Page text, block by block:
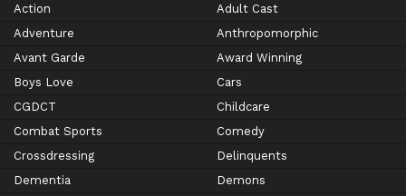
Action
Adult Cast
Adventure
Anthropomorphic
Avant Garde
Award Winning
Boys Love
Cars
CGDCT
Childcare
Combat Sports
Comedy
Crossdressing
Delinquents
Dementia
Demons